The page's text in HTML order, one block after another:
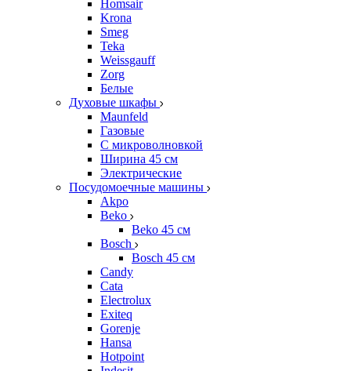
Homsair
Krona
Smeg
Teka
Weissgauff
Zorg
Белые
Духовые шкафы
Maunfeld
Газовые
С микроволновкой
Ширина 45 см
Электрические
Посудомоечные машины
Akpo
Beko
Beko 45 см
Bosch
Bosch 45 см
Candy
Cata
Electrolux
Exiteq
Gorenje
Hansa
Hotpoint